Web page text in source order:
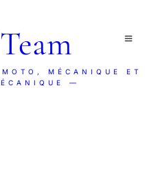
MÉCANIQUE ET
—